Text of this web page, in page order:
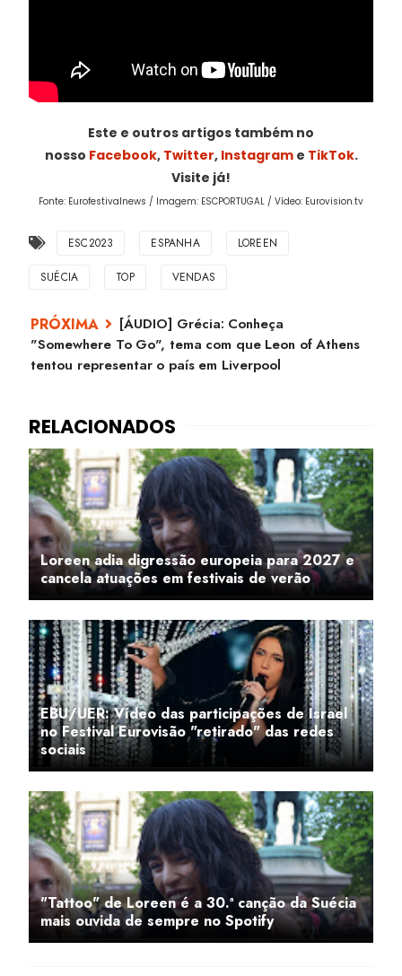
Este e outros artigos também no
nosso Facebook, Twitter, Instagrame TikTok.
Visite já!
Fonte: Eurofestivalnews / Imagem: ESCPORTUGAL / Vídeo: Eurovision.tv
ESC2023 ESPANHA LOREEN
SUÉCIA TOP VENDAS
[ÁUDIO] Grécia: Conheça
"Somewhere To Go", tema com que Leon of Athens
tentou representar o país em Liverpool
Loreen adia digressão europeia para 2027 e
cancela atuações em festivais de verão
EBU/UER: Vídeo das participações de Israel
no Festival Eurovisão "retirado" das redes
sociais
"Tattoo" de Loreen é a 30.ª canção da Suécia
mais ouvida de sempre no Spotify